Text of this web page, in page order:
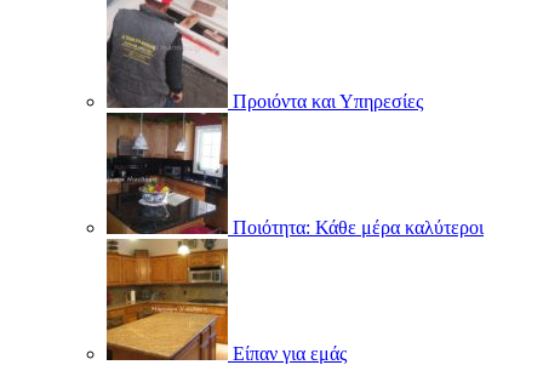
Προιόντα και Υπηρεσίες
Ποιότητα: Κάθε μέρα καλύτεροι
Είπαν για εμάς